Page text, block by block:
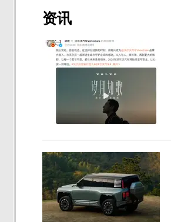
资讯